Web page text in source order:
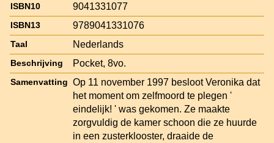
ISBN10 9041331077
ISBN13 9789041331076
Taal Nederlands
Beschrijving Pocket, 8vo.
Samenvatting Op 11 november 1997 besloot Veronika dat
het moment om zelfmoord te plegen '
eindelijk! ' was gekomen. Ze maakte
zorgvuldig de kamer schoon die ze huurde
in een zusterklooster, draaide de